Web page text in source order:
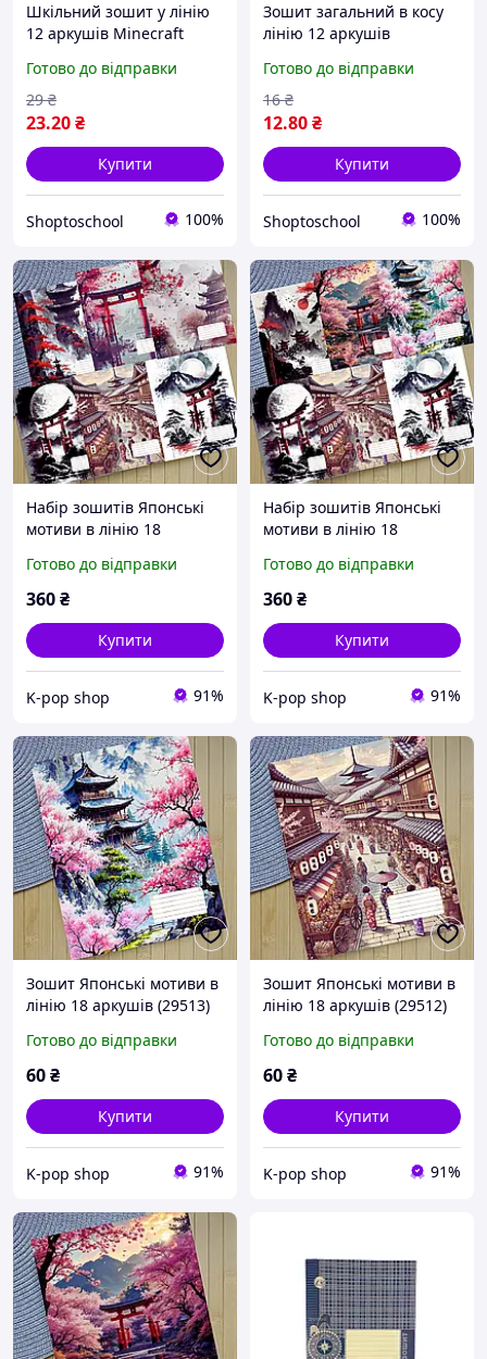
Шкільний зошит у лінію
12 аркушів Minecraft
зошит загальний в лінію
зошит учнівський YES
Готово до відправки
23.20₴
29 ₴
Купити
Shoptoschool 100%
Зошит загальний в косу
лінію 12 аркушів
зошити в косу лінію
шкільний зошит у косу
лінію
Готово до відправки
12.80₴
16 ₴
Купити
Shoptoschool 100%
Набір зошитів Японські
мотиви в лінію 18
Готово до відправки
360₴
Купити
K-pop shop 91%
Набір зошитів Японські
мотиви в лінію 18
Готово до відправки
360₴
Купити
K-pop shop 91%
Зошит Японські мотиви в
лінію 18 аркушів (29513)
Готово до відправки
60₴
Купити
K-pop shop 91%
Зошит Японські мотиви в
лінію 18 аркушів (29512)
Готово до відправки
60₴
Купити
K-pop shop 91%